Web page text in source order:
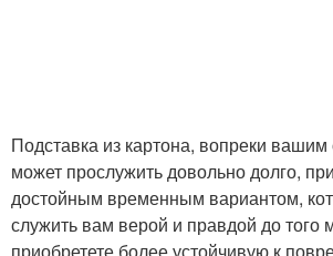
Подставка из картона, вопреки
может прослужить довольно долго,
достойным временным вариантом,
служить вам верой и правдой до того
приобретете более устойчивую к